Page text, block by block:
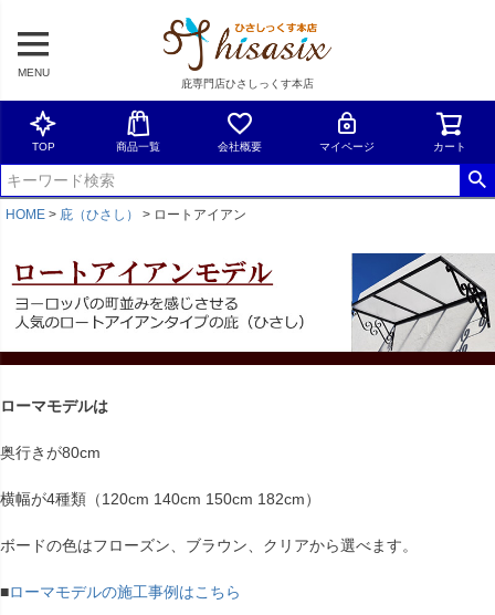
MENU
庇専門店ひさしっくす本店
TOP 商品一覧 会社概要 マイページ カート
HOME 庇（ひさし） ロートアイアン
ローマモデルは
奥行きが80cm
横幅が4種類（120cm 140cm 150cm 182cm）
ボードの色はフローズン、ブラウン、クリアから選べます。
■ローマモデルの施工事例はこちら